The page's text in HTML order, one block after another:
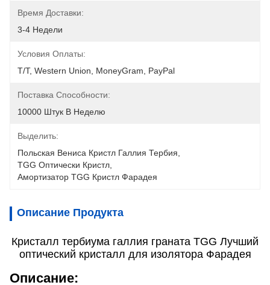
Время Доставки:
3-4 Недели
Условия Оплаты:
T/T, Western Union, MoneyGram, PayPal
Поставка Способности:
10000 Штук В Неделю
Выделить:
Польская Вениса Кристл Галлия Тербия
TGG Оптически Кристл
Амортизатор TGG Кристл Фарадея
Описание Продукта
Кристалл тербиума галлия граната TGG Лучший
оптический кристалл для изолятора Фарадея
Описание: